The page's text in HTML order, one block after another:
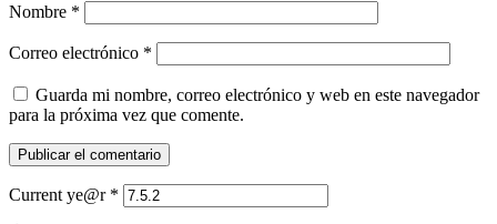
Nombre *
Correo electrónico *
Guarda mi nombre, correo electrónico y web en este navegador
para la próxima vez que comente.
Current ye@r *